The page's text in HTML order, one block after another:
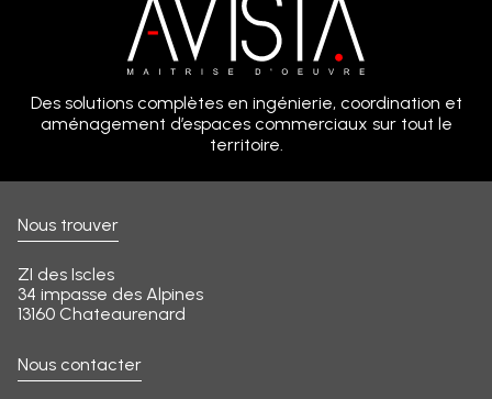
Des solutions complètes en ingénierie, coordination et
aménagement d’espaces commerciaux sur tout le
territoire.
Nous trouver
ZI des Iscles
34 impasse des Alpines
13160 Chateaurenard
Nous contacter